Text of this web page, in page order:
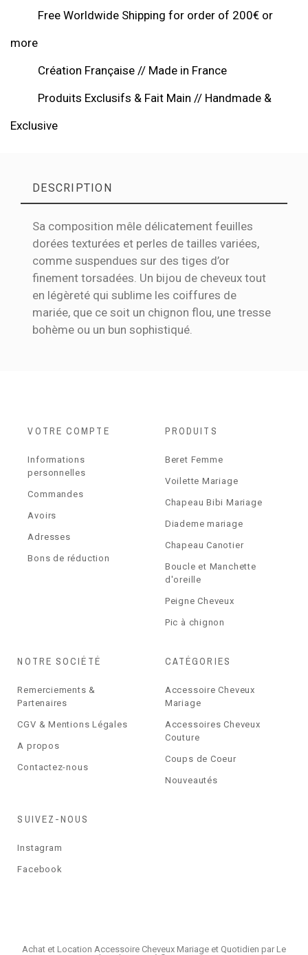
Free Worldwide Shipping for order of 200€ or
more
Création Française // Made in France
Produits Exclusifs & Fait Main // Handmade &
Exclusive
DESCRIPTION
Sa composition mêle délicatement feuilles
dorées texturées et perles de tailles variées,
comme suspendues sur des tiges d’or
finement torsadées. Un bijou de cheveux tout
en légèreté qui sublime les coiffures de
mariée, que ce soit un chignon flou, une tresse
bohème ou un bun sophistiqué.
VOTRE COMPTE
Informations
personnelles
Commandes
Avoirs
Adresses
Bons de réduction
PRODUITS
Beret Femme
Voilette Mariage
Chapeau Bibi Mariage
Diademe mariage
Chapeau Canotier
Boucle et Manchette
d'oreille
Peigne Cheveux
Pic à chignon
NOTRE SOCIÉTÉ
Remerciements &
Partenaires
CGV & Mentions Légales
A propos
Contactez-nous
CATÉGORIES
Accessoire Cheveux
Mariage
Accessoires Cheveux
Couture
Coups de Coeur
Nouveautés
SUIVEZ-NOUS
Instagram
Facebook
Achat et Location Accessoire Cheveux Mariage et Quotidien par Le